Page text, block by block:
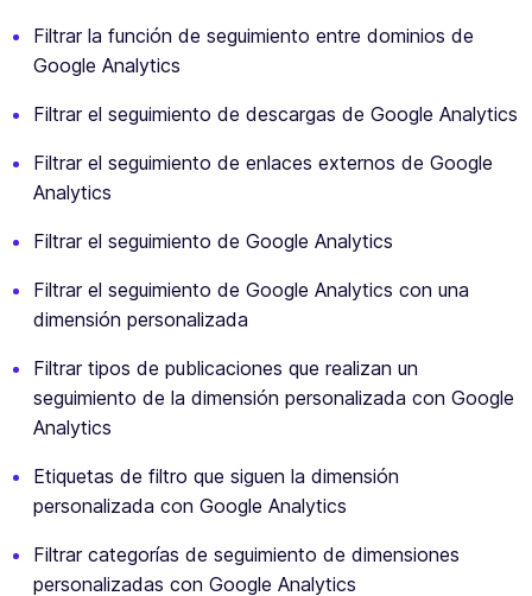
Filtrar la función de seguimiento entre dominios de
Google Analytics
Filtrar el seguimiento de descargas de Google Analytics
Filtrar el seguimiento de enlaces externos de Google
Analytics
Filtrar el seguimiento de Google Analytics
Filtrar el seguimiento de Google Analytics con una
dimensión personalizada
Filtrar tipos de publicaciones que realizan un
seguimiento de la dimensión personalizada con Google
Analytics
Etiquetas de filtro que siguen la dimensión
personalizada con Google Analytics
Filtrar categorías de seguimiento de dimensiones
personalizadas con Google Analytics